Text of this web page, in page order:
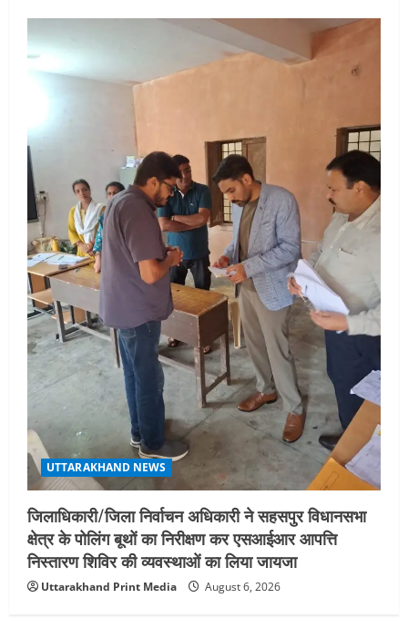
UTTARAKHAND NEWS
जिलाधिकारी/जिला निर्वाचन अधिकारी ने सहसपुर विधानसभा
क्षेत्र के पोलिंग बूथों का निरीक्षण कर एसआईआर आपत्ति
निस्तारण शिविर की व्यवस्थाओं का लिया जायजा
Uttarakhand Print Media August 6, 2026